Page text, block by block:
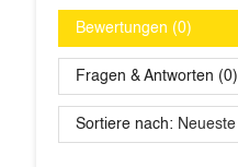
Bewertungen (0)
Fragen & Antworten (0)
Sortiere nach: Neueste